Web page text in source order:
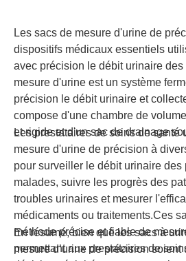
Les sacs de mesure d'urine de
dispositifs médicaux essentiels
avec précision le débit urinaire
mesure d'urine est un système
précision le débit urinaire et
compose d'une chambre de
et rigide et d'un sac de drainage
Les prestataires de soins de santé
mesure d'urine de précision à
pour surveiller le débit urinaire des
malades, suivre les progrès des
troubles urinaires et mesurer
médicaments ou traitements.Ces
méthode précise et fiable de
permettant aux prestataires de
En résumé, bien que les sacs à
mesure d’urine de précision